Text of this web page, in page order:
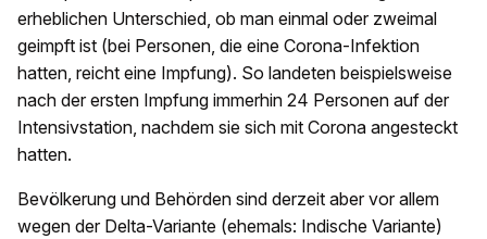
erheblichen Unterschied, ob man einmal oder zweimal
geimpft ist (bei Personen, die eine Corona-Infektion
hatten, reicht eine Impfung). So landeten beispielsweise
nach der ersten Impfung immerhin 24 Personen auf der
Intensivstation, nachdem sie sich mit Corona angesteckt
hatten.
Bevölkerung und Behörden sind derzeit aber vor allem
wegen der Delta-Variante (ehemals: Indische Variante)